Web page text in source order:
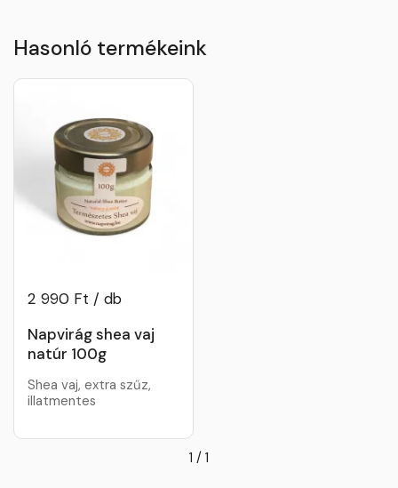
Hasonló termékeink
2 990 Ft / db
Napvirág shea vaj
natúr 100g
Shea vaj, extra szűz,
illatmentes
1 / 1